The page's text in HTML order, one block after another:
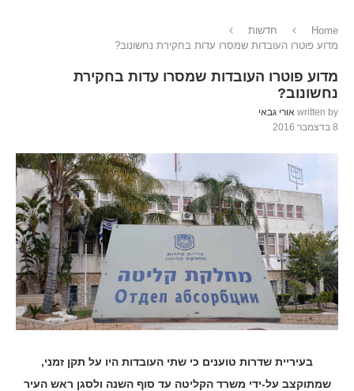
Home
חדשות
מדוע פוטרו העובדות שמסרו עדות בחקירת נחשונוב?
מדוע פוטרו העובדות שמסרו עדות בחקירת
נחשונוב?
written by אורי גבאי
8 בדצמבר 2016
בעיריית שדרות טוענים כי שתי העובדות היו על תקן זמני,
שמתוקצב על-ידי משרד הקליטה עד סוף השנה ולסגן ראש העיר